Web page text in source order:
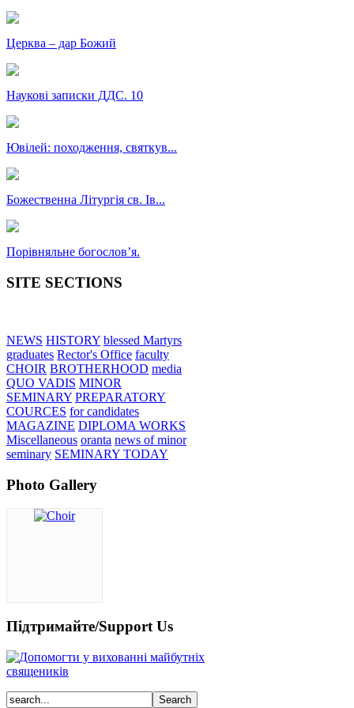
Церква – дар Божий
Наукові записки ДДС. 10
Ювілей: походження, святкув...
Божественна Літургія св. Ів...
Порівняльне богословʼя.
SITE SECTIONS
NEWS HISTORY blessed Martyrs
graduates Rector's Office faculty
CHOIR BROTHERHOOD media
QUO VADIS MINOR
SEMINARY PREPARATORY
COURCES for candidates
MAGAZINE DIPLOMA WORKS
Miscellaneous oranta news of minor
seminary SEMINARY TODAY
Photo Gallery
Підтримайте/Support Us